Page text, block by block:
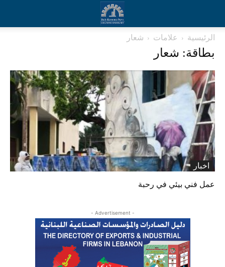
الرئيسية علامات شعار
بطاقة: شعار
اخبار
عمل فني بيئي في رحبة
- Advertisement -